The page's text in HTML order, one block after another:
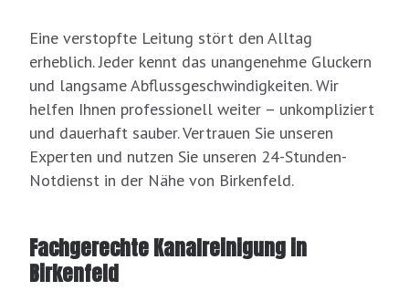
Eine verstopfte Leitung stört den Alltag
erheblich. Jeder kennt das unangenehme Gluckern
und langsame Abflussgeschwindigkeiten. Wir
helfen Ihnen professionell weiter – unkompliziert
und dauerhaft sauber. Vertrauen Sie unseren
Experten und nutzen Sie unseren 24-Stunden-
Notdienst in der Nähe von Birkenfeld.
Fachgerechte Kanalreinigung in
Birkenfeld